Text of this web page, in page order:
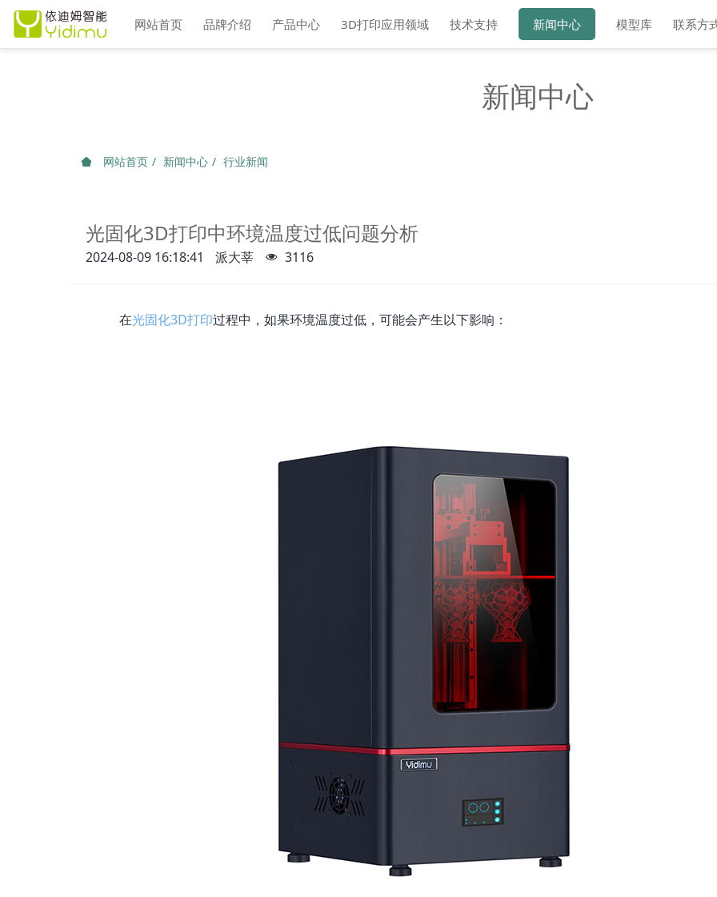
网站首页 品牌介绍 产品中心 3D打印应用领域 技术支持 新闻中心 模型库 联系方
新闻中心
网站首页 新闻中心 行业新闻
光固化3D打印中环境温度过低问题分析
2024-08-09 16:18:41 派大莘 3116
在光固化3D打印过程中，如果环境温度过低，可能会产生以下影响：